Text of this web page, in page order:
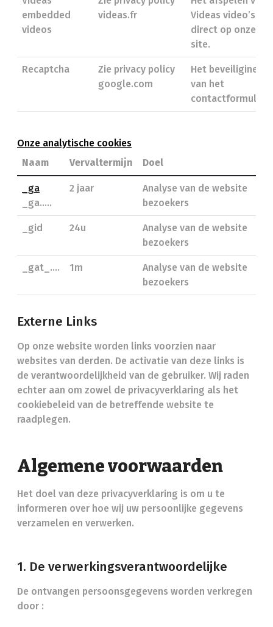
embedded
videos
videas.fr
Videas video’s
direct op onze
site.
Recaptcha
Zie privacy policy
google.com
Het beveiliginen
van het
contactformulier.
Onze analytische cookies
Naam
Vervaltermijn Doel
_ga
_ga.....
2 jaar
Analyse van de website
bezoekers
_gid 24u
Analyse van de website
bezoekers
_gat_.... 1m
Analyse van de website
bezoekers
Externe Links
Op onze website worden links voorzien naar
websites van derden. De activatie van deze links is
de verantwoordelijkheid van de gebruiker. Wij raden
echter aan om zowel de privacyverklaring als het
cookiebeleid van de betreffende website te
raadplegen.
Algemene voorwaarden
Het doel van deze privacyverklaring is om u te
informeren over hoe wij uw persoonlijke gegevens
verzamelen en verwerken.
1. De verwerkingsverantwoordelijke
De ontvangen persoonsgegevens worden verkregen
door :